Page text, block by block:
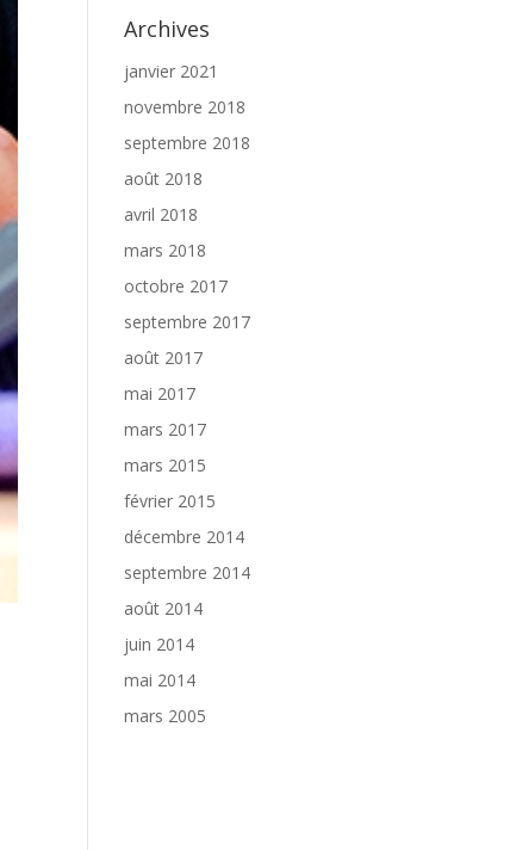
Archives
janvier 2021
novembre 2018
septembre 2018
août 2018
avril 2018
mars 2018
octobre 2017
septembre 2017
août 2017
mai 2017
mars 2017
mars 2015
février 2015
décembre 2014
septembre 2014
août 2014
juin 2014
mai 2014
mars 2005